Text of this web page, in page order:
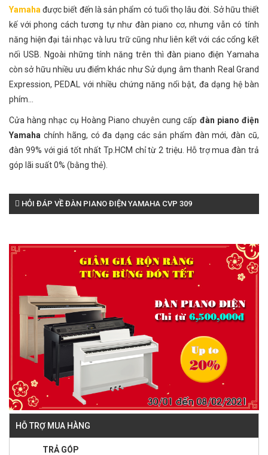
Yamaha được biết đến là sản phẩm có tuổi thọ lâu đời. Sở hữu thiết
kế với phong cách tương tự như đàn piano cơ, nhưng vẫn có tính
năng hiện đại tải nhạc và lưu trữ cũng như liên kết với các cổng kết
nối USB. Ngoài những tính năng trên thì đàn piano điện Yamaha
còn sở hữu nhiều ưu điểm khác như Sử dụng âm thanh Real Grand
Expression, PEDAL với nhiều chứng năng nổi bật, đa dạng hệ bàn
phím...
Cửa hàng nhạc cụ Hoàng Piano chuyên cung cấp đàn piano điện
Yamaha chính hãng, có đa dạng các sản phẩm đàn mới, đàn cũ,
đàn 99% với giá tốt nhất Tp.HCM chỉ từ 2 triệu. Hỗ trợ mua đàn trả
góp lãi suất 0% (bằng thẻ).
HỎI ĐÁP VỀ ĐÀN PIANO ĐIỆN YAMAHA CVP 309
HỖ TRỢ MUA HÀNG
TRẢ GÓP